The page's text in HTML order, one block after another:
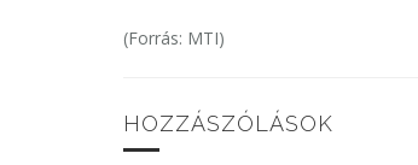
(Forrás: MTI)
HOZZÁSZÓLÁSOK